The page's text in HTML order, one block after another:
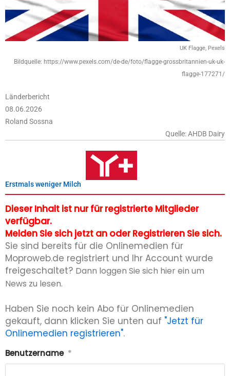
UK Flagge, Pexels
Bildquelle: https://www.pexels.com/de-de/foto/flagge-grossbritannien-uk-uk-
flagge-177271/
Länderbericht
08.06.2026
Roland Sossna
Quelle: AHDB Dairy
Erstmals weniger Milch
Dieser Inhalt ist nur für registrierte Mitglieder
verfügbar.
Melden Sie sich jetzt an oder Registrieren Sie sich.
Sie sind bereits für die Onlinemedien für
Moproweb.de registriert und Ihr Account wurde
freigeschaltet? Dann loggen Sie sich hier ein um
News zu lesen.
Haben Sie noch kein Abo für Onlinemedien
gekauft, dann klicken Sie unten auf "Jetzt für
Onlinemedien registrieren".
Benutzername *